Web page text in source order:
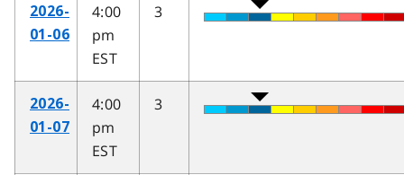
2026-
01-06
4:00
pm
EST
3
2026-
01-07
4:00
pm
EST
3